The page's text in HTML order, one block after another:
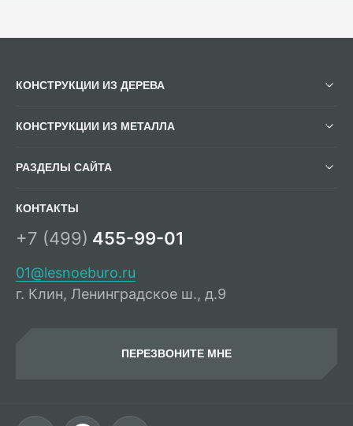
КОНСТРУКЦИИ ИЗ ДЕРЕВА
КОНСТРУКЦИИ ИЗ МЕТАЛЛА
РАЗДЕЛЫ САЙТА
КОНТАКТЫ
+7 (499) 455-99-01
01@lesnoeburo.ru
г. Клин, Ленинградское ш., д.9
ПЕРЕЗВОНИТЕ МНЕ